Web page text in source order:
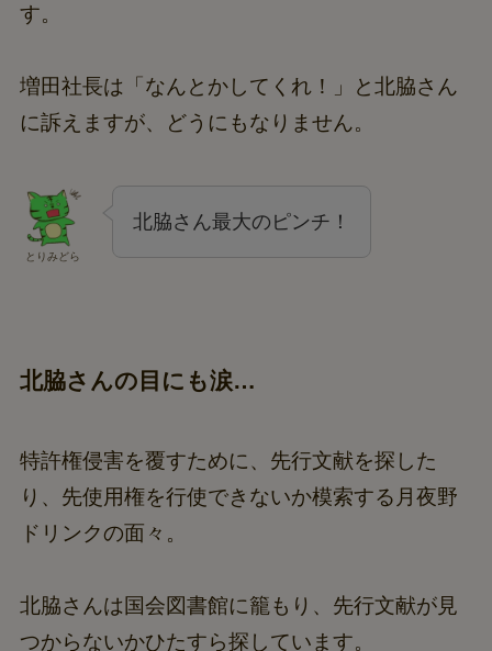
す。
増田社長は「なんとかしてくれ！」と北脇さん
に訴えますが、どうにもなりません。
とりみどら
北脇さん最大のピンチ！
北脇さんの目にも涙…
特許権侵害を覆すために、先行文献を探した
り、先使用権を行使できないか模索する月夜野
ドリンクの面々。
北脇さんは国会図書館に籠もり、先行文献が見
つからないかひたすら探しています。